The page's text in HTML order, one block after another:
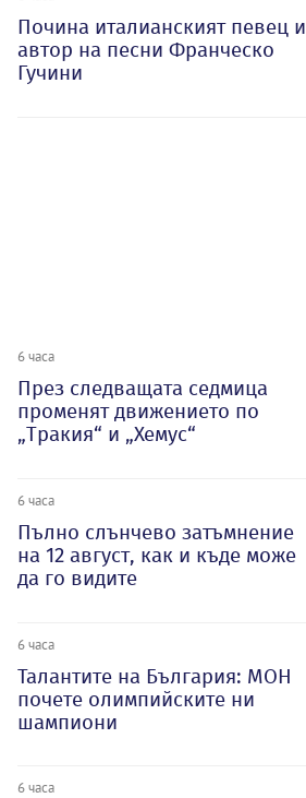
Почина италианският певец и
автор на песни Франческо
Гучини
6 часа
През следващата седмица
променят движението по
„Тракия“ и „Хемус“
6 часа
Пълно слънчево затъмнение
на 12 август, как и къде може
да го видите
6 часа
Талантите на България: МОН
почете олимпийските ни
шампиони
6 часа